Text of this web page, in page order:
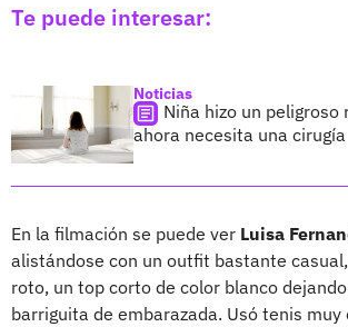
Te puede interesar:
Noticias
Niña hizo un peligroso
ahora necesita una cirugía
En la filmación se puede ver Luisa
alistándose con un outfit bastante
roto, un top corto de color blanco
barriguita de embarazada. Usó tenis muy